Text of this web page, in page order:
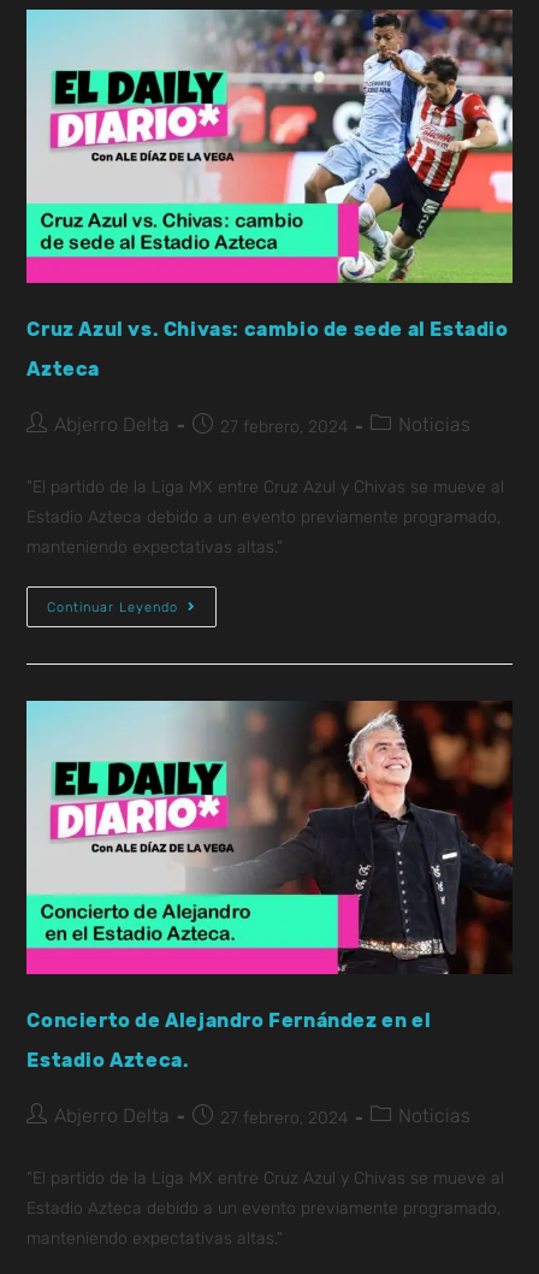
Cruz Azul vs. Chivas: cambio de sede al Estadio
Azteca
Abjerro Delta 27 febrero, 2024 Noticias
"El partido de la Liga MX entre Cruz Azul y Chivas se mueve al
Estadio Azteca debido a un evento previamente programado,
manteniendo expectativas altas."
Continuar Leyendo
Concierto de Alejandro Fernández en el
Estadio Azteca.
Abjerro Delta 27 febrero, 2024 Noticias
"El partido de la Liga MX entre Cruz Azul y Chivas se mueve al
Estadio Azteca debido a un evento previamente programado,
manteniendo expectativas altas."